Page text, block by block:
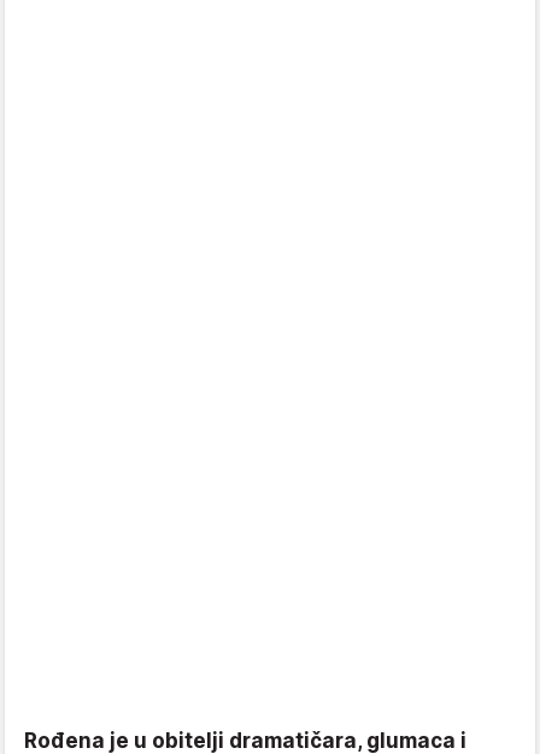
Rođena je u obitelji dramatičara, glumaca i